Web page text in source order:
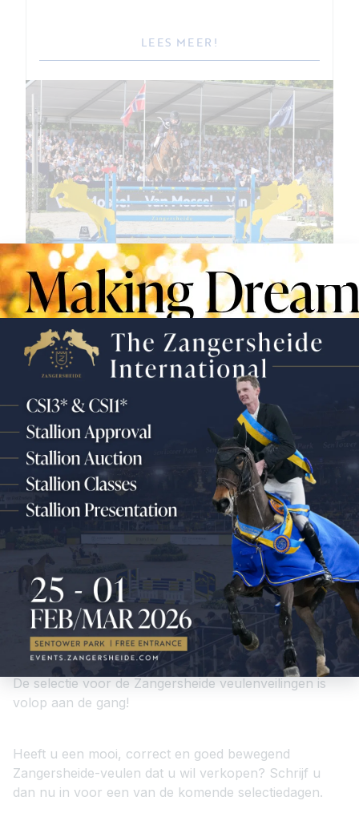
LEES MEER!
Selectiedagen
De selectie voor de Zangersheide veulenveilingen is
volop aan de gang!
Heeft u een mooi, correct en goed bewegend
Zangersheide-veulen dat u wil verkopen? Schrijf u
dan nu in voor een van de komende selectiedagen.